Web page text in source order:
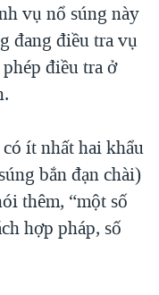
vụ nổ súng này
đang điều tra vụ
điều tra ở
ít nhất hai khẩu
bắn đạn chài)
thêm, “một số
hợp pháp, số